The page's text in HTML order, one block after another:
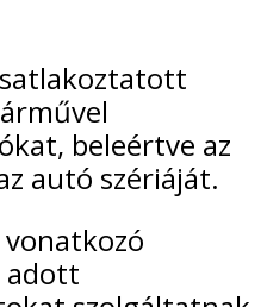
beleértve az
autó szériáját.
adott